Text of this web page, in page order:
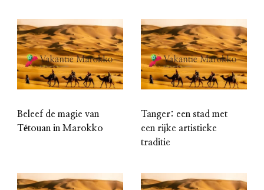
Beleef de magie van
Tétouan in Marokko
Tanger: een stad met
een rijke artistieke
traditie